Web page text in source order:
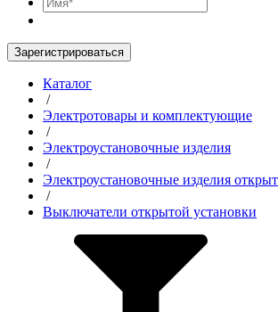
Зарегистрироваться
Каталог
/
Электротовары и комплектующие
/
Электроустановочные изделия
/
Электроустановочные изделия
/
Выключатели открытой установки